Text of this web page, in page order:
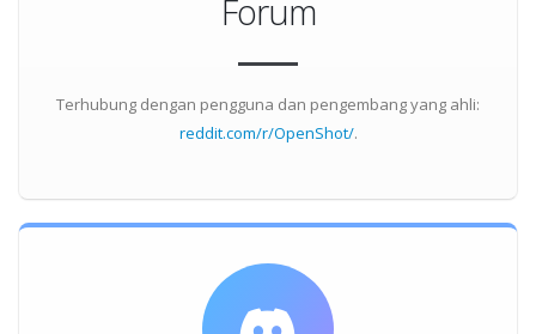
Forum
Terhubung dengan pengguna dan pengembang yang ahli:
reddit.com/r/OpenShot/.